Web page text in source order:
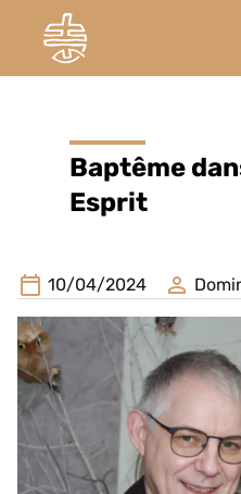
Baptême
Esprit
10/04/2024